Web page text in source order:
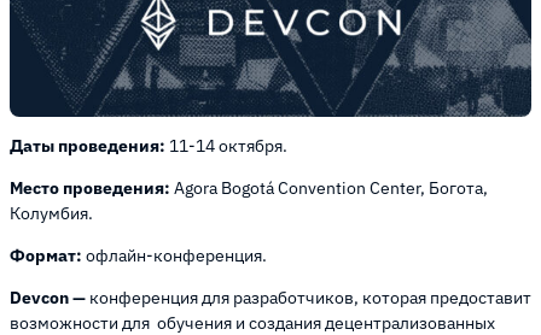
Даты проведения: 11-14 октября.
Место проведения: Agora Bogotá Convention Center, Богота,
Колумбия.
Формат: офлайн-конференция.
Devcon — конференция для разработчиков, которая предоставит
возможности для обучения и создания децентрализованных